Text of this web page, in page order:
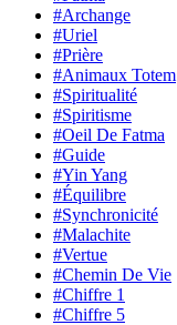
#Archange
#Uriel
#Prière
#Animaux Totem
#Spiritualité
#Spiritisme
#Oeil De Fatma
#Guide
#Yin Yang
#Équilibre
#Synchronicité
#Malachite
#Vertue
#Chemin De Vie
#Chiffre 1
#Chiffre 5